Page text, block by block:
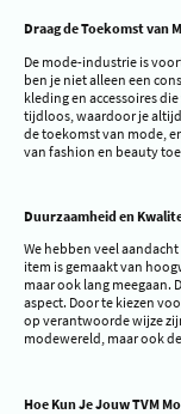
Draag de Toekomst van
De mode-industrie is
ben je niet alleen een
kleding en accessoires
tijdloos, waardoor je
de toekomst van mode,
van fashion en beauty
Duurzaamheid en
We hebben veel
item is gemaakt van
maar ook lang meegaan.
aspect. Door te kiezen
op verantwoorde wijze
modewereld, maar ook
Hoe Kun Je Jouw TVM